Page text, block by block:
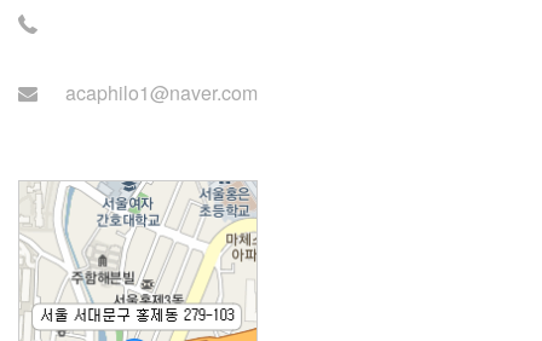
acaphilo1@naver.com